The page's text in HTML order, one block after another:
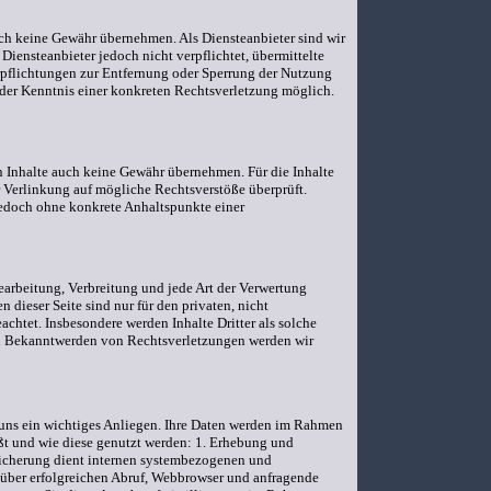
Gewähr übernehmen. Als Diensteanbieter sind wir
jedoch nicht verpflichtet, übermittelte
zur Entfernung oder Sperrung der Nutzung
Kenntnis einer konkreten Rechtsverletzung möglich.
auch keine Gewähr übernehmen. Für die Inhalte
auf mögliche Rechtsverstöße überprüft.
ohne konkrete Anhaltspunkte einer
Verbreitung und jede Art der Verwertung
dieser Seite sind nur für den privaten, nicht
Insbesondere werden Inhalte Dritter als solche
von Rechtsverletzungen werden wir
ein wichtiges Anliegen. Ihre Daten werden im Rahmen
und wie diese genutzt werden: 1. Erhebung und
dient internen systembezogenen und
erfolgreichen Abruf, Webbrowser und anfragende